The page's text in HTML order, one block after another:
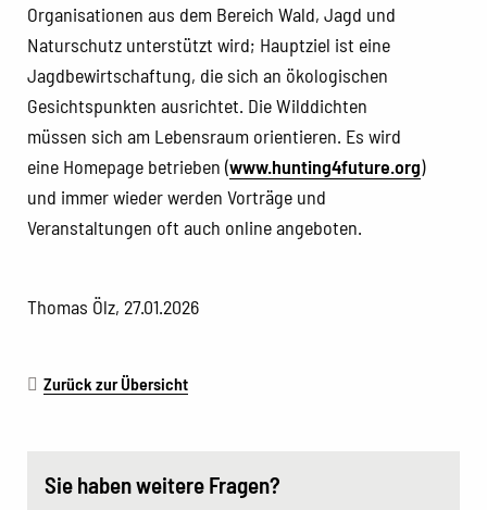
Organisationen aus dem Bereich Wald, Jagd und
Naturschutz unterstützt wird; Hauptziel ist eine
Jagdbewirtschaftung, die sich an ökologischen
Gesichtspunkten ausrichtet. Die Wilddichten
müssen sich am Lebensraum orientieren. Es wird
eine Homepage betrieben (www.hunting4future.org)
und immer wieder werden Vorträge und
Veranstaltungen oft auch online angeboten.
Thomas Ölz, 27.01.2026
Zurück zur Übersicht
Sie haben weitere Fragen?